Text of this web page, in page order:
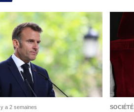
y a 2 semaines SOCIÉTÉ